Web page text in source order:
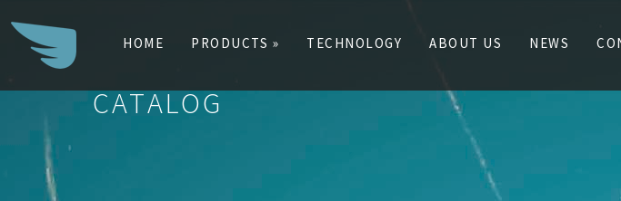
HOME
PRODUCTS » TECHNOLOGY ABOUT US NEWS
CATALOG
Search
for: